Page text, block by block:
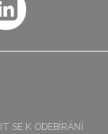
SE K ODEBÍRÁNÍ